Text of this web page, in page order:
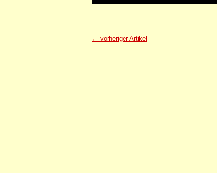
← vorheriger Artikel